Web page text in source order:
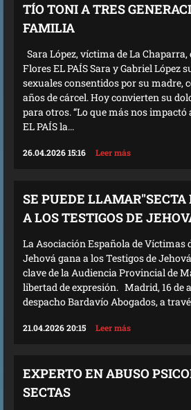
TÍO TONI A TRES
FAMILIA
Sara López, víctima de La
Flores EL PAÍS Sara y Gabriel López
sexuales consentidos por su madre,
años de cárcel. Hoy convierten su
para otros. “Lo que más nos impactó
EL PAÍS la...
26.04.2026 15:16 Leer más
SE PUEDE LLAMAR"SECTA
A LOS TESTIGOS DE
La Asociación Española de Víctimas
Jehová gana a los Testigos de
clave de la Audiencia Provincial de
libertad de expresión. Madrid, 16 de
despacho Bardavío Abogados, a
21.04.2026 20:15 Leer más
EXPERTO EN ABUSO
SECTAS